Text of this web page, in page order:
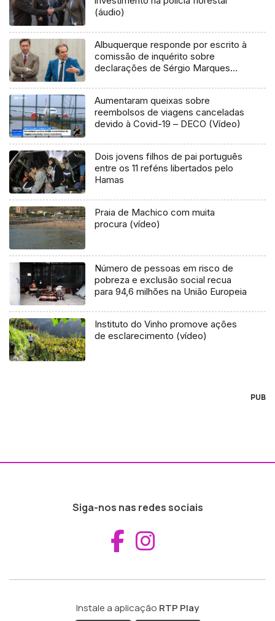
(áudio)
Albuquerque responde por escrito à
comissão de inquérito sobre
declarações de Sérgio Marques
Aumentaram queixas sobre
reembolsos de viagens canceladas
devido à Covid-19 – DECO (Vídeo)
Dois jovens filhos de pai português
entre os 11 reféns libertados pelo
Hamas
Praia de Machico com muita
procura (vídeo)
Número de pessoas em risco de
pobreza e exclusão social recua
para 94,6 milhões na União Europeia
Instituto do Vinho promove ações
de esclarecimento (vídeo)
PUB
Siga-nos nas redes sociais
Aceder ao
Instale a aplicação RTP Play